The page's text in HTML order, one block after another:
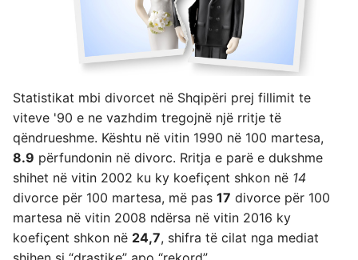
Statistikat mbi divorcet në Shqipëri prej fillimit te
viteve '90 e ne vazhdim tregojnë një rritje të
qëndrueshme. Kështu në vitin 1990 në 100 martesa,
8.9 përfundonin në divorc. Rritja e parë e dukshme
shihet në vitin 2002 ku ky koefiçent shkon në 14
divorce për 100 martesa, më pas 17 divorce për 100
martesa në vitin 2008 ndërsa në vitin 2016 ky
koefiçent shkon në 24,7, shifra të cilat nga mediat